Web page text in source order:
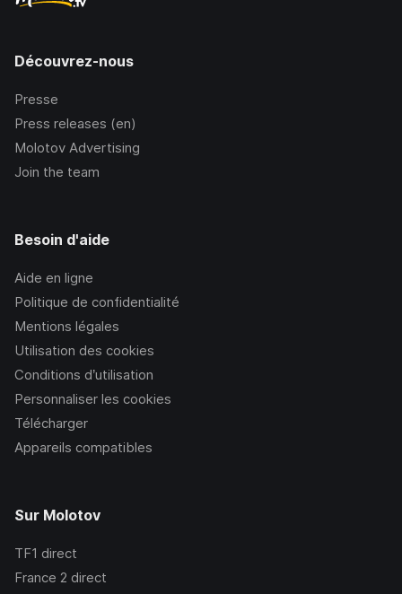
Découvrez-nous
Presse
Press releases (en)
Molotov Advertising
Join the team
Besoin d'aide
Aide en ligne
Politique de confidentialité
Mentions légales
Utilisation des cookies
Conditions d’utilisation
Personnaliser les cookies
Télécharger
Appareils compatibles
Sur Molotov
TF1 direct
France 2 direct